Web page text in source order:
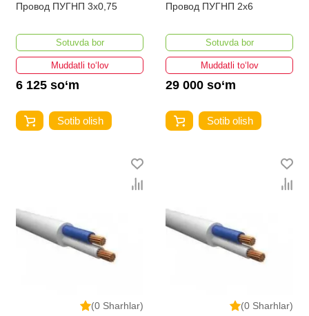
Провод ПУГНП 3х0,75
Sotuvda bor
Muddatli to‘lov
6 125 so‘m
Sotib olish
Провод ПУГНП 2х6
Sotuvda bor
Muddatli to‘lov
29 000 so‘m
Sotib olish
(0 Sharhlar)
(0 Sharhlar)